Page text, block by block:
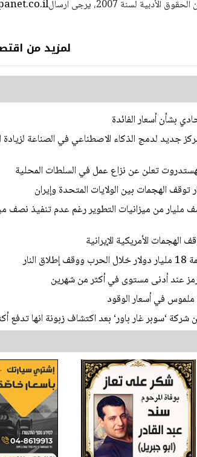
استعمال المضامين بموجب بند 27 أ لقانون الحقوق الأدبية لسنة 2007، يرجى ارسال
لمزيد من
بشأن أسعار الفائدة
جديد لدمج الذكاء الاصطناعي في الصناعة لزيادة
تعلن عن نزاع عمل في السلطات المحلية
الهجمات بين الولايات المتحدة وإيران
مليار من ميزانيات التطوير رغم عدم تنفيذ نصف
عند أدنى مستوى في أكثر من شهرين
ملموس في أسعار الوقود